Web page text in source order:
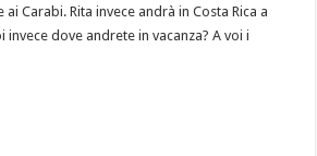
Carabi. Rita invece andrà in Costa Rica a
invece dove andrete in vacanza? A voi i